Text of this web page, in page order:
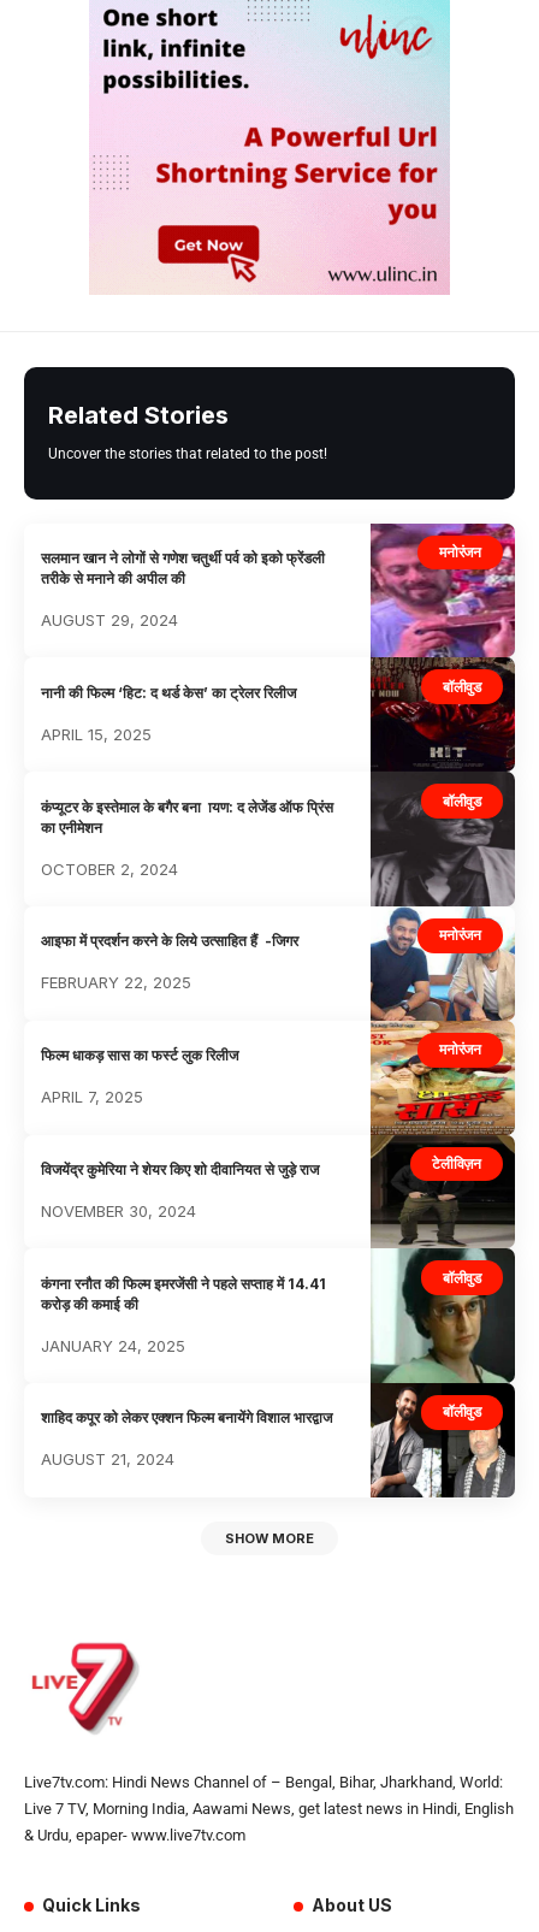
Related Stories
Uncover the stories that related to the post!
मनोरंजन
सलमान खान ने लोगों से गणेश चतुर्थी पर्व को इको फ्रेंडली
तरीके से मनाने की अपील की
AUGUST 29, 2024
बॉलीवुड
नानी की फिल्म ‘हिट: द थर्ड केस’ का ट्रेलर रिलीज
APRIL 15, 2025
बॉलीवुड
कंप्यूटर के इस्तेमाल के बगैर बना ायण: द लेजेंड ऑफ प्रिंस
का एनीमेशन
OCTOBER 2, 2024
मनोरंजन
आइफा में प्रदर्शन करने के लिये उत्साहित हैं -जिगर
FEBRUARY 22, 2025
मनोरंजन
फिल्म धाकड़ सास का फर्स्ट लुक रिलीज
APRIL 7, 2025
टेलीविज़न
विजयेंद्र कुमेरिया ने शेयर किए शो दीवानियत से जुड़े राज
NOVEMBER 30, 2024
बॉलीवुड
कंगना रनौत की फिल्म इमरजेंसी ने पहले सप्ताह में 14.41
करोड़ की कमाई की
JANUARY 24, 2025
बॉलीवुड
शाहिद कपूर को लेकर एक्शन फिल्म बनायेंगे विशाल भारद्वाज
AUGUST 21, 2024
SHOW MORE
Live7tv.com: Hindi News Channel of – Bengal, Bihar, Jharkhand, World:
Live 7 TV, Morning India, Aawami News, get latest news in Hindi, English
& Urdu, epaper- www.live7tv.com
Quick Links About US